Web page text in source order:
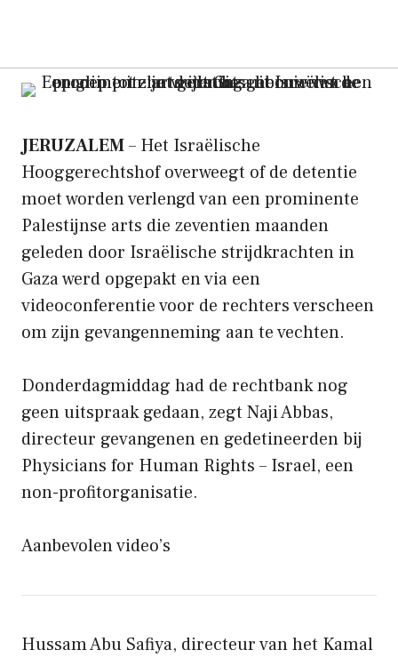
JERUZALEM– Het Israëlische
Hooggerechtshof overweegt of de detentie
moet worden verlengd van een prominente
Palestijnse arts die zeventien maanden
geleden door Israëlische strijdkrachten in
Gaza werd opgepakt en via een
videoconferentie voor de rechters verscheen
om zijn gevangenneming aan te vechten.
Donderdagmiddag had de rechtbank nog
geen uitspraak gedaan, zegt Naji Abbas,
directeur gevangenen en gedetineerden bij
Physicians for Human Rights – Israel, een
non-profitorganisatie.
Aanbevolen video’s
Hussam Abu Safiya, directeur van het Kamal